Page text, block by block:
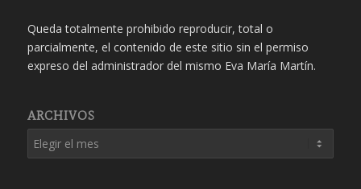
Queda totalmente prohibido reproducir, total o
parcialmente, el contenido de este sitio sin el permiso
expreso del administrador del mismo Eva María Martín.
ARCHIVOS